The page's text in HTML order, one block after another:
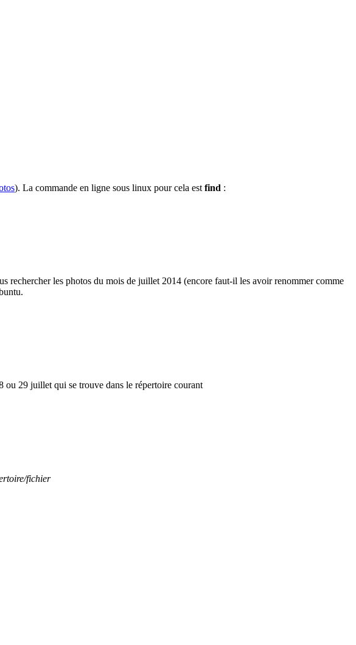
). La commande en ligne sous linux pour cela est find :
rechercher les photos du mois de juillet 2014 (encore faut-il les avoir renommer comme
ou 29 juillet qui se trouve dans le répertoire courant
fichier